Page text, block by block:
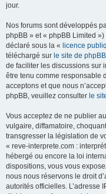
jour.
Nos forums sont développés
phpBB » et « phpBB Limited
déclaré sous la « licence
téléchargé sur le site de phpBB
de faciliter les discussions sur
être tenu comme responsable
acceptons et que nous
phpBB, veuillez consulter le
Vous acceptez de ne publier
vulgaire, diffamatoire,
transgresser la législation de
« reve-interprete.com :
hébergé ou encore la loi
dispositions, vous vous
nous nous réservons le droit
autorités officielles. L’adresse